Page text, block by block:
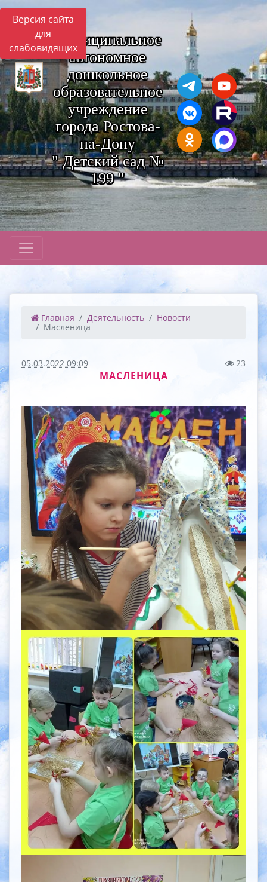
Версия сайта
для
слабовидящихМуниципальное
автономное
дошкольное
образовательное
учреждение
города Ростова-
на-Дону
" Детский сад №
199 "
Главная Деятельность
Новости
Масленица
05.03.2022 09:09 23
МАСЛЕНИЦА